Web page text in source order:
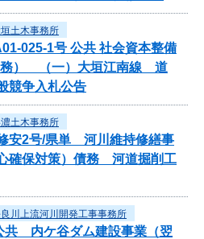
土木事務所
025-1号 公共 社会資本整備
務） （一）大垣江南線 道
競争入札公告
土木事務所
安2号/県単 河川維持修繕事
確保対策）債務 河道掘削工
川上流河川開発工事事務所
共 内ケ谷ダム建設事業（翌